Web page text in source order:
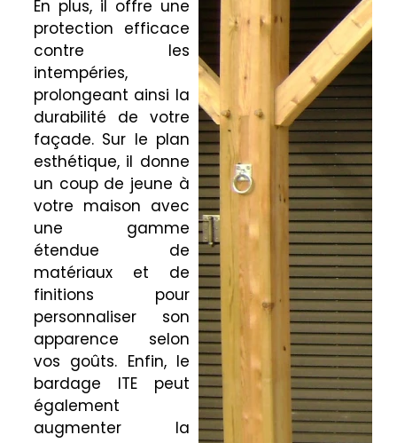
En plus, il offre une
protection efficace
contre les
intempéries,
prolongeant ainsi la
durabilité de votre
façade. Sur le plan
esthétique, il donne
un coup de jeune à
votre maison avec
une gamme
étendue de
matériaux et de
finitions pour
personnaliser son
apparence selon
vos goûts. Enfin, le
bardage ITE peut
également
augmenter la